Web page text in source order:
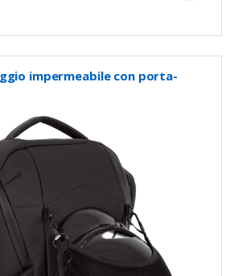
impermeabile con porta-